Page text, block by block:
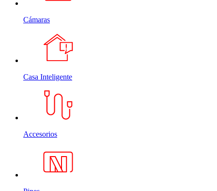
Cámaras
Casa Inteligente
Accesorios